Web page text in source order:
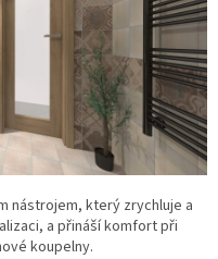
nástrojem, který zrychluje a
a přináší komfort při
koupelny.